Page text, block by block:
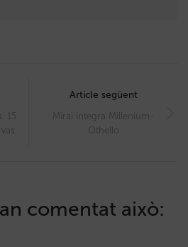
15
Article següent
Mirai integra Millenium-
Othello
comentat això: